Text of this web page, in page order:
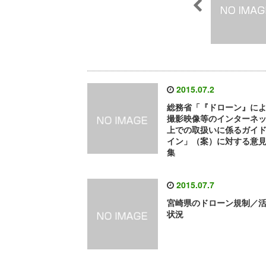
2015.07.2
総務省「『ドローン』に
撮影映像等のインターネ
上での取扱いに係るガイ
イン」（案）に対する意
集
2015.07.7
宮崎県のドローン規制／
状況